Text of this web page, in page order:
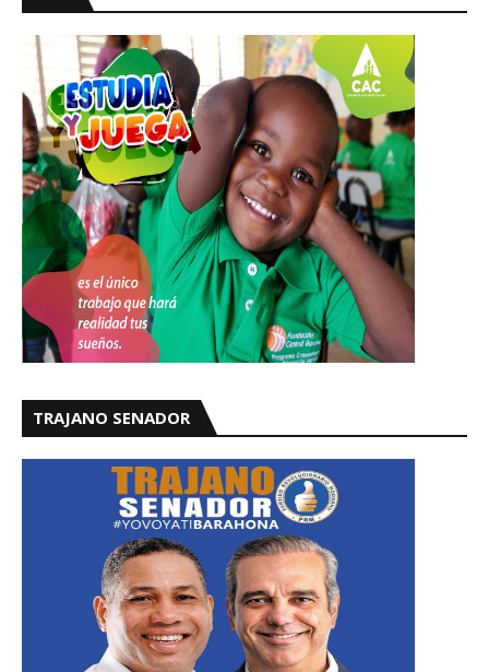
TRAJANO SENADOR